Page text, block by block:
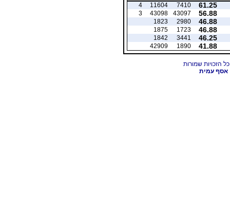
61.25
7410
11604
4
56.88
43097
43098
3
46.88
2980
1823
46.88
1723
1875
46.25
3441
1842
41.88
1890
42909
אסף עמית